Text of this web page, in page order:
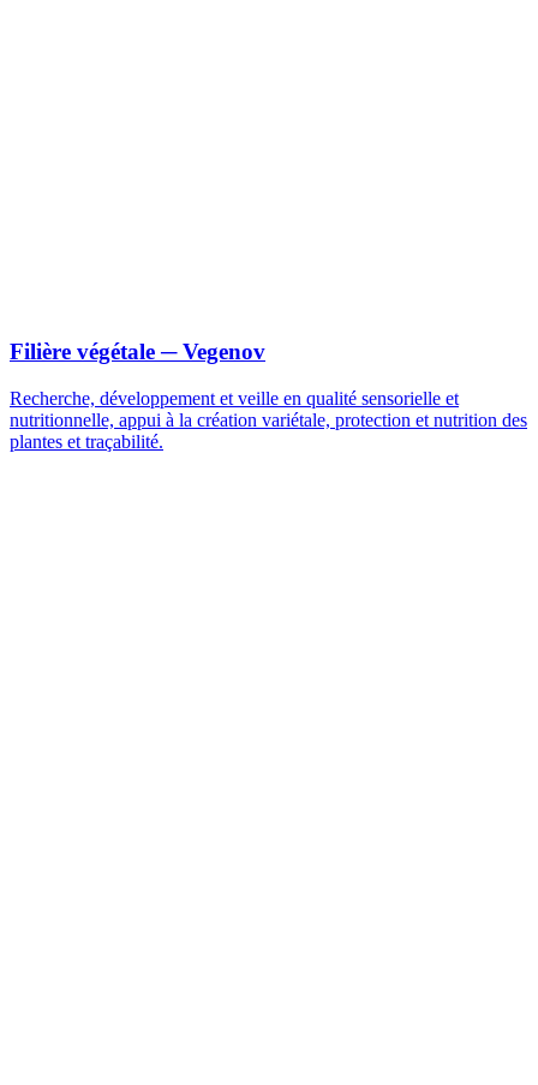
Filière végétale─ Vegenov
Recherche, développement et veille en qualité sensorielle et
nutritionnelle, appui à la création variétale, protection et nutrition des
plantes et traçabilité.